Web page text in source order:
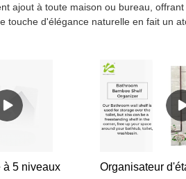
ajout à toute maison ou bureau,
d'élégance naturelle en fait un
à 5 niveaux